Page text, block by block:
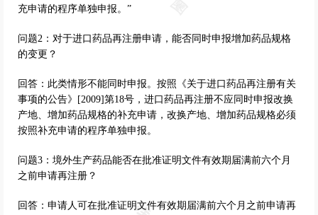
充申请的程序单独申报。”
问题2：对于进口药品再注册申请，能否同时申报增加药品规格
的变更？
回答：此类情形不能同时申报。按照《关于进口药品再注册有关
事项的公告》[2009]第18号，进口药品再注册不应同时申报改换
产地、增加药品规格的补充申请，改换产地、增加药品规格必须
按照补充申请的程序单独申报。
问题3：境外生产药品能否在批准证明文件有效期届满前六个月
之前申请再注册？
回答：申请人可在批准证明文件有效期届满前六个月之前申请再